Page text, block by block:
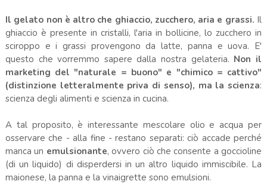
Il gelato non è altro che ghiaccio, zucchero, aria e grassi. Il
ghiaccio è presente in cristalli, l'aria in bollicine, lo zucchero in
sciroppo e i grassi provengono da latte, panna e uova. E'
questo che vorremmo sapere dalla nostra gelateria. Non il
marketing del "naturale = buono" e "chimico = cattivo"
(distinzione letteralmente priva di senso), ma la scienza:
scienza degli alimenti e scienza in cucina.
A tal proposito, è interessante mescolare olio e acqua per
osservare che - alla fine - restano separati: ciò accade perché
manca un emulsionante, ovvero ciò che consente a goccioline
(di un liquido) di disperdersi in un altro liquido immiscibile. La
maionese, la panna e la vinaigrette sono emulsioni.